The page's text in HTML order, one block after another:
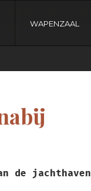
site
WAPENZAAL
de jachthaven